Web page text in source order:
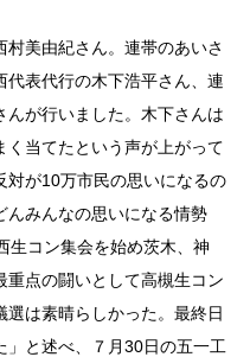
美由紀さん。連帯のあいさ
表代行の木下浩平さん、連
が行いました。木下さんは
く当てたという声が上がって
対が10万市民の思いになるの
んみんなの思いになる情勢
生コン集会を始め茨木、神
重点の闘いとして高槻生コン
は素晴らしかった。最終日
と述べ、７月30日の五一工